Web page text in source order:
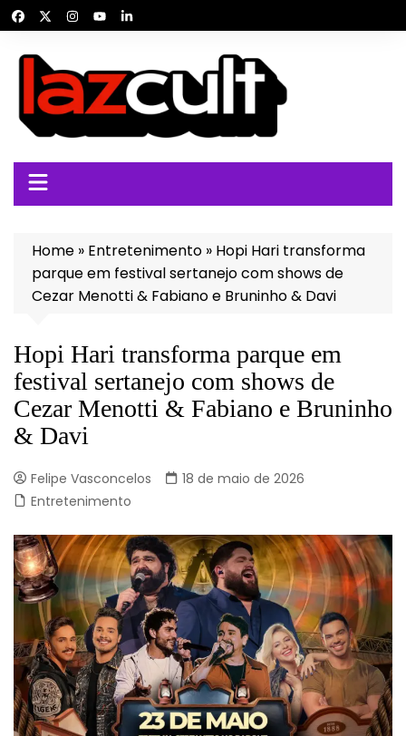
para
conteúdo
Home » Entretenimento » Hopi Hari transforma
parque em festival sertanejo com shows de
Cezar Menotti & Fabiano e Bruninho & Davi
Hopi Hari transforma parque em
festival sertanejo com shows de
Cezar Menotti & Fabiano e Bruninho
& Davi
Felipe Vasconcelos
18 de maio de 2026
Entretenimento